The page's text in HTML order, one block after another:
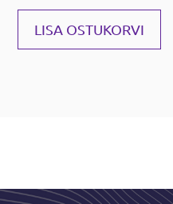
LISA OSTUKORVI